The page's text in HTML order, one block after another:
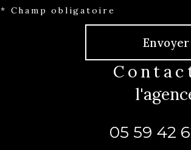
* Champ obligatoire
Envoyer
05 59 42